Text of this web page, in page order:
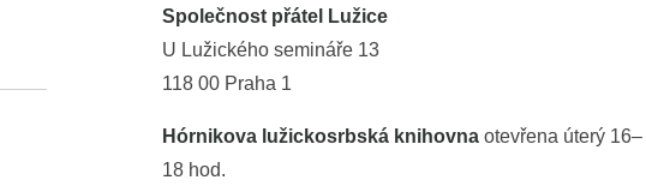
Společnost přátel Lužice
U Lužického semináře 13
118 00 Praha 1
Hórnikova lužickosrbská knihovnaotevřena úterý 16–
18 hod.